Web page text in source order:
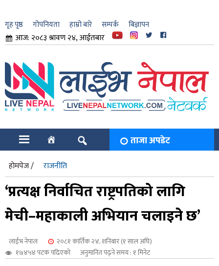
गृह पृष्ठ गोपनियता हाम्रो बारे सम्पर्क बिज्ञापन
आज: २०८३ श्रावण २४, आईतबार
ताजा अपडेट
होमपेज / राजनीति
‘प्रत्यक्ष निर्वाचित राष्ट्रपतिको लागि
मेची–महाकाली अभियान चलाइने छ’
लाईभ नेपाल
२०८१ कार्तिक २४, शनिबार (१ साल अघि)
१७४५४ पटक पढिएको
अनुमानित पढ्ने समय : १ मिनेट